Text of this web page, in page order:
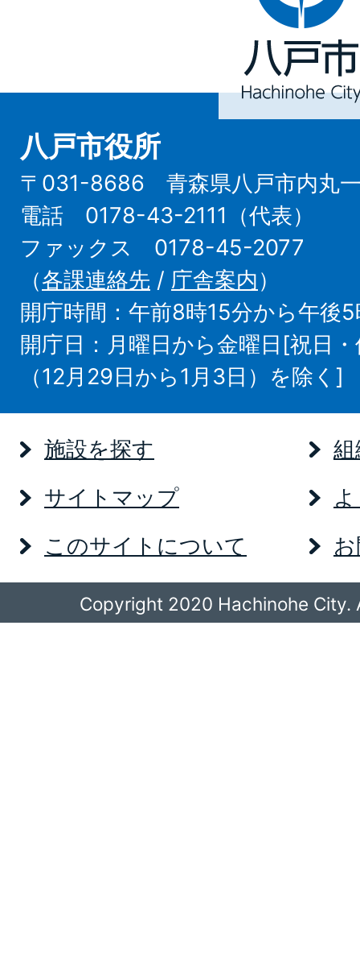
Hachinohe
City
八戸市役所
〒031-8686 青森県八戸市内丸一
電話 0178-43-2111（代表）
ファックス 0178-45-2077
（各課連絡先 / 庁舎案内）
開庁時間：午前8時15分から午後
開庁日：月曜日から金曜日[祝日
（12月29日から1月3日）を除く]
施設を探す
サイトマップ
このサイトについて
Copyright 2020 Hachinohe City.